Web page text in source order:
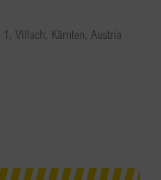
1, Villach, Kärnten, Austria